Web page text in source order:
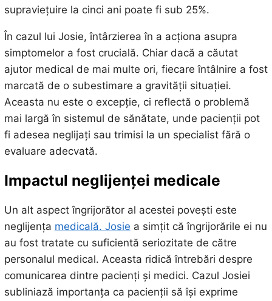
supraviețuire la cinci ani poate fi sub 25%.
În cazul lui Josie, întârzierea în a acționa asupra
simptomelor a fost crucială. Chiar dacă a căutat
ajutor medical de mai multe ori, fiecare întâlnire a fost
marcată de o subestimare a gravității situației.
Aceasta nu este o excepție, ci reflectă o problemă
mai largă în sistemul de sănătate, unde pacienții pot
fi adesea neglijați sau trimisi la un specialist fără o
evaluare adecvată.
Impactul neglijenței medicale
Un alt aspect îngrijorător al acestei povești este
neglijența medicală. Josie a simțit că îngrijorările ei nu
au fost tratate cu suficientă seriozitate de către
personalul medical. Aceasta ridică întrebări despre
comunicarea dintre pacienți și medici. Cazul Josiei
subliniază importanța ca pacienții să își exprime